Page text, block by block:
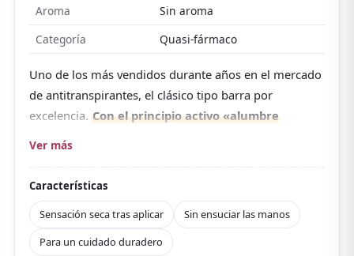
Aroma
Sin aroma
Categoría
Quasi-fármaco
Uno de los más vendidos durante años en el mercado
de antitranspirantes, el clásico tipo barra por
excelencia. Con el principio activo «alumbre
calcinado», derivado de la piedra de alumbre
aplicarlo directamente en las axilas por la mañana
cuida el sudor y el olor durante mucho tiempo
Se aplica rápido sin ensuciarte las manos y deja la
zona seca enseguida, así que puedes usarlo antes de
Ver más
Características
Sensación seca tras aplicar
Sin ensuciar las manos
Para un cuidado duradero